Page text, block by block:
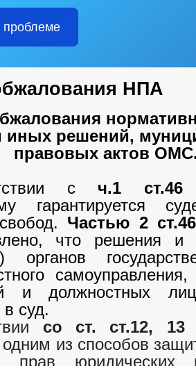
НПА
иных решений,
правовых актов
с ч.1 ст.46
гарантируется
Частью 2
что решения и
органов
и должностных
суд.
со ст. ст.12, 13
одним из способов
прав юридических